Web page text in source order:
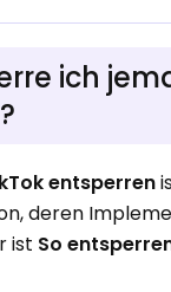
ich
entsperren
deren
ist So